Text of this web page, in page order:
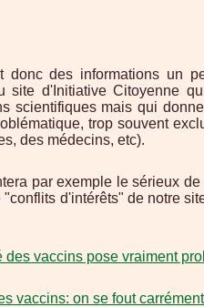
donc des informations un
site d'Initiative Citoyenne
scientifiques mais qui
trop souvent
des médecins, etc).
par exemple le sérieux
"conflits d'intérêts" de notre
des vaccins pose vraiment
vaccins: on se fout